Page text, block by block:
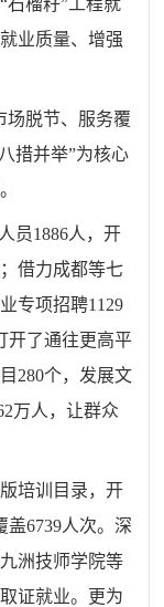
业质量、增强
场脱节、服务覆
措并举”为核心
员1886人，开
借力成都等七
专项招聘1129
开了通往更高平
280个，发展文
万人，让群众
培训目录，开
盖6739人次。深
洲技师学院等
证就业。更为